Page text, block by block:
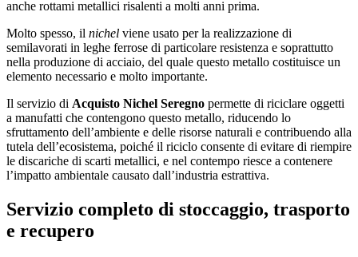
anche rottami metallici risalenti a molti anni prima.
Molto spesso, il nichel viene usato per la realizzazione di
semilavorati in leghe ferrose di particolare resistenza e soprattutto
nella produzione di acciaio, del quale questo metallo costituisce un
elemento necessario e molto importante.
Il servizio di Acquisto Nichel Seregno permette di riciclare oggetti
a manufatti che contengono questo metallo, riducendo lo
sfruttamento dell’ambiente e delle risorse naturali e contribuendo alla
tutela dell’ecosistema, poiché il riciclo consente di evitare di riempire
le discariche di scarti metallici, e nel contempo riesce a contenere
l’impatto ambientale causato dall’industria estrattiva.
Servizio completo di stoccaggio, trasporto
e recupero